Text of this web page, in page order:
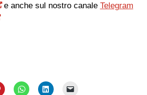
e anche sul nostro canale Telegram